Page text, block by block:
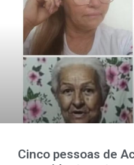
Cinco pessoas de